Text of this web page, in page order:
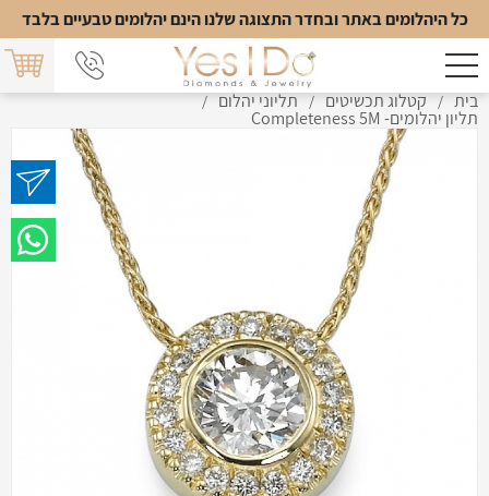
כל היהלומים באתר ובחדר התצוגה שלנו הינם יהלומים טבעיים בלבד
בית / קטלוג תכשיטים / תליוני יהלום /
תליון יהלומים- Completeness 5M